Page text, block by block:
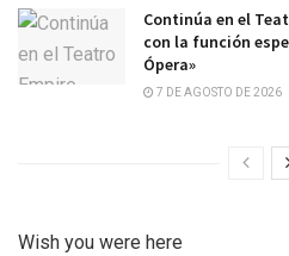
Continúa en el
con la función
Ópera»
7 DE AGOSTO DE 2026
Wish you were here